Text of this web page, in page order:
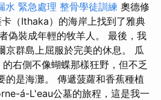
水 緊急處理 整骨學徒訓練 奧德修
（Ithaka）的海岸上找到了雅典
偽裝成年輕的牧羊人。 最後，我
京群島上屈服於完美的休息。 瓜
右側不像蝴蝶那樣狂野，但不乏
的是海灘。 傳遞菠蘿和香蕉種植
á-L'eau公墓的旅程，這是我一